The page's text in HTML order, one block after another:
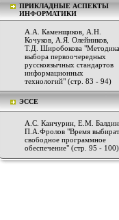
ПРИКЛАДНЫЕ АСПЕКТЫ
ИНФОРМАТИКИ
А.А. Каменщиков, А.Н.
Кочуков, А.Я. Олейников,
Т.Д. Широбокова "Методика
выбора первоочередных
русскоязычных стандартов
информационных
технологий" (стр. 83 - 94)
ЭССЕ
А.С. Канчурин, Е.М. Балдин,
П.А.Фролов "Время
свободное программное
обеспечение" (стр. 95 - 100)